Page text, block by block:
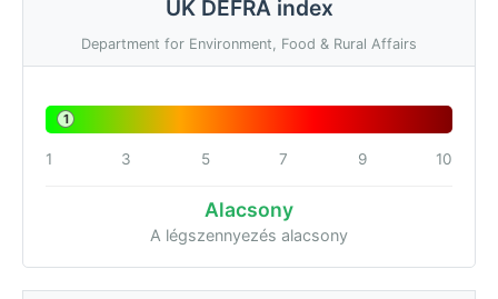
UK DEFRA index
Department for Environment, Food & Rural Affairs
1
1 3 5 7 9 10
Alacsony
A légszennyezés alacsony